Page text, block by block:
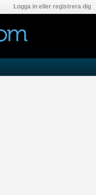
Logga in eller registrera dig